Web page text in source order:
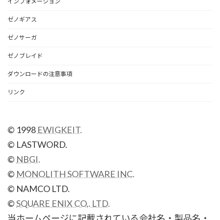
ゼノギアス
ゼノサーガ
ゼノブレイド
ダウンロードの注意事項
リンク
© 1998 EWIGKEIT.
© LASTWORD.
© NBGI.
© MONOLITH SOFTWARE INC.
© NAMCO LTD.
©SQUARE ENIX CO,. LTD.